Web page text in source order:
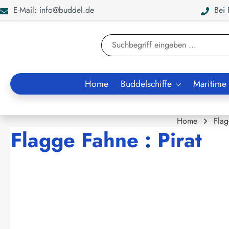
Zur Suche springen
E-Mail: info@buddel.de Bei
Home Buddelschiffe
Home
Flagge Fahne : Pirat